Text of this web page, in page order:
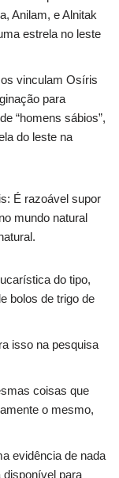
Anilam, e Alnitak
estrela no leste
vinculam Osíris
para
“homens sábios”,
do leste na
É razoável supor
mundo natural
do tipo,
bolos de trigo de
isso na pesquisa
coisas que
o mesmo,
evidência de nada
disponível para